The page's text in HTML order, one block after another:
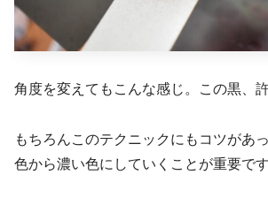
角度を変えてもこんな感じ。この黒、
もちろんこのテクニックにもコツがあ
色から濃い色にしていくことが重要です